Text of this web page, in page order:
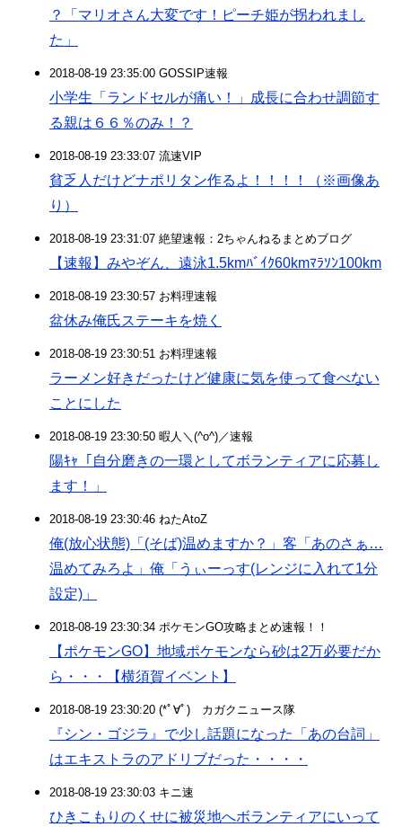
？「マリオさん大変です！ピーチ姫が拐われまし
た」
2018-08-19 23:35:00 GOSSIP速報
小学生「ランドセルが痛い！」成長に合わせ調節す
る親は６６％のみ！？
2018-08-19 23:33:07 流速VIP
貧乏人だけどナポリタン作るよ！！！！（※画像あ
り）
2018-08-19 23:31:07 絶望速報：2ちゃんねるまとめブログ
【速報】みやぞん、遠泳1.5kmﾊﾞｲｸ60kmﾏﾗｿﾝ100km
2018-08-19 23:30:57 お料理速報
盆休み俺氏ステーキを焼く
2018-08-19 23:30:51 お料理速報
ラーメン好きだったけど健康に気を使って食べない
ことにした
2018-08-19 23:30:50 暇人＼(^o^)／速報
陽ｷｬ「自分磨きの一環としてボランティアに応募し
ます！」
2018-08-19 23:30:46 ねたAtoZ
俺(放心状態)「(そば)温めますか？」客「あのさぁ…
温めてみろよ」俺「うぃーっす(レンジに入れて1分
設定)」
2018-08-19 23:30:34 ポケモンGO攻略まとめ速報！！
【ポケモンGO】地域ポケモンなら砂は2万必要だか
ら・・・【横須賀イベント】
2018-08-19 23:30:20 (*ﾟ∀ﾟ)ゞカガクニュース隊
『シン・ゴジラ』で少し話題になった「あの台詞」
はエキストラのアドリブだった・・・・
2018-08-19 23:30:03 キニ速
ひきこもりのくせに被災地へボランティアにいって